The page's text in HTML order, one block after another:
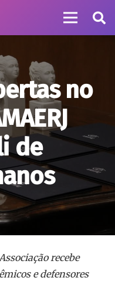
no
de
recebe
e defensores